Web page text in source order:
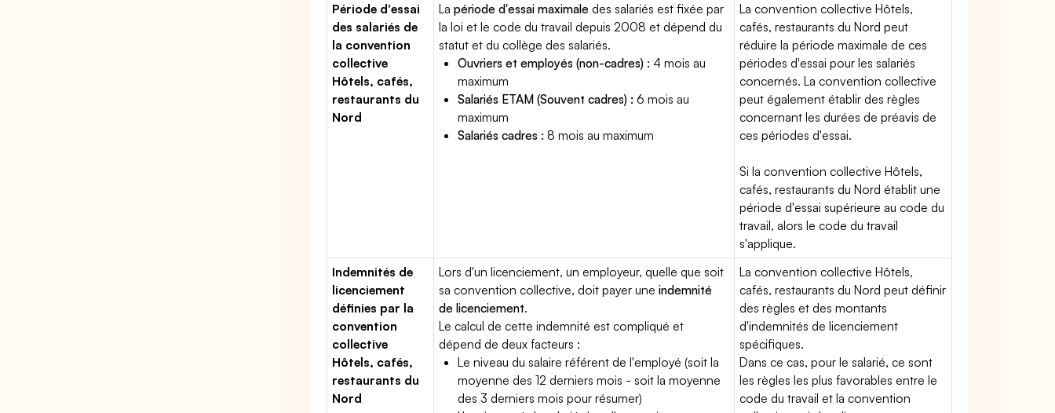
Période d'essai
des salariés de
la convention
collective
Hôtels, cafés,
restaurants du
Nord
Lapériode d'essai maximale des salariés est fixée par
la loi et le code du travail depuis 2008 et dépend du
statut et du collège des salariés.
Ouvriers et employés (non-cadres) : 4 mois au
maximum
Salariés ETAM (Souvent cadres) : 6 mois au
maximum
Salariés cadres : 8 mois au maximum
La convention collective Hôtels,
cafés, restaurants du Nord peut
réduire la période maximale de ces
périodes d'essai pour les salariés
concernés. La convention collective
peut également établir des règles
concernant les durées de préavis de
ces périodes d'essai.
Si la convention collective Hôtels,
cafés, restaurants du Nord établit une
période d'essai supérieure au code du
travail, alors le code du travail
s'applique.
Indemnités de
licenciement
définies par la
convention
collective
Hôtels, cafés,
restaurants du
Nord
Lors d'un licenciement, un employeur, quelle que soit
sa convention collective, doit payer uneindemnité
de licenciement.
Le calcul de cette indemnité est compliqué et
dépend de deux facteurs :
Le niveau du salaire référent de l'employé (soit la
moyenne des 12 derniers mois - soit la moyenne
des 3 derniers mois pour résumer)
La convention collective Hôtels,
cafés, restaurants du Nord peut définir
des règles et des montants
d'indemnités de licenciement
spécifiques.
Dans ce cas, pour le salarié, ce sont
les règles les plus favorables entre le
code du travail et la convention